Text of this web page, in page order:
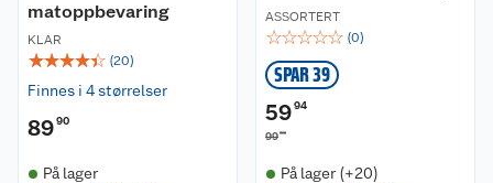
matoppbevaring
KLAR
☆☆☆☆☆ (20)
Finnes i 4 størrelser
8990
På lager
ASSORTERT
☆☆☆☆☆ (0)
SPAR 39
5994
9990
På lager (+20)